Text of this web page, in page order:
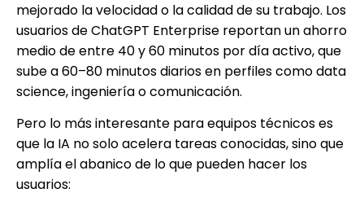
mejorado la velocidad o la calidad de su trabajo. Los
usuarios de ChatGPT Enterprise reportan un ahorro
medio de entre 40 y 60 minutos por día activo, que
sube a 60–80 minutos diarios en perfiles como data
science, ingeniería o comunicación.
Pero lo más interesante para equipos técnicos es
que la IA no solo acelera tareas conocidas, sino que
amplía el abanico de lo que pueden hacer los
usuarios: